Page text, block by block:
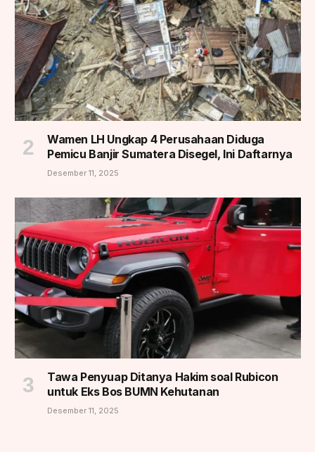
Wamen LH Ungkap 4 Perusahaan Diduga
Pemicu Banjir Sumatera Disegel, Ini Daftarnya
Desember 11, 2025
Tawa Penyuap Ditanya Hakim soal Rubicon
untuk Eks Bos BUMN Kehutanan
Desember 11, 2025